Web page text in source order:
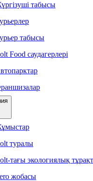
табысы
табысы
Food саудагерлері
туралы
тағы экологиялық
жобасы